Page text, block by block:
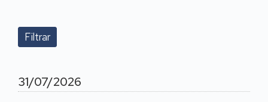
31/07/2026